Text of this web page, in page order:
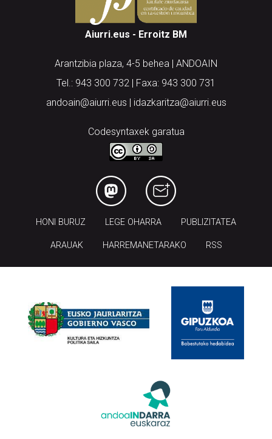
Aiurri.eus - Erroitz BM
Arantzibia plaza, 4-5 behea | ANDOAIN
Tel.: 943 300 732 | Faxa: 943 300 731
andoain@aiurri.eus | idazkaritza@aiurri.eus
Codesyntaxek garatua
HONI BURUZ LEGE OHARRA PUBLIZITATEA
ARAUAK HARREMANETARAKO RSS